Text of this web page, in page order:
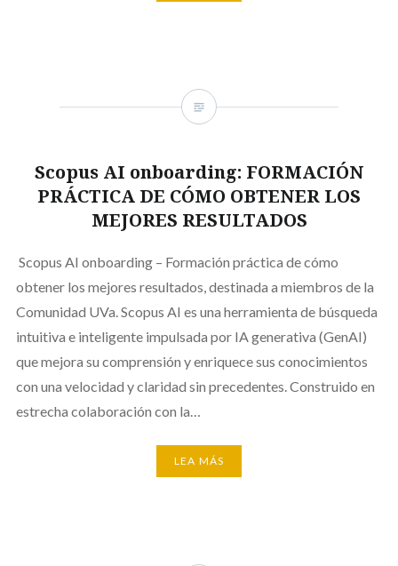
Scopus AI onboarding: FORMACIÓN
PRÁCTICA DE CÓMO OBTENER LOS
MEJORES RESULTADOS
Scopus AI onboarding – Formación práctica de cómo
obtener los mejores resultados, destinada a miembros de la
Comunidad UVa. Scopus AI es una herramienta de búsqueda
intuitiva e inteligente impulsada por IA generativa (GenAI)
que mejora su comprensión y enriquece sus conocimientos
con una velocidad y claridad sin precedentes. Construido en
estrecha colaboración con la…
LEA MÁS